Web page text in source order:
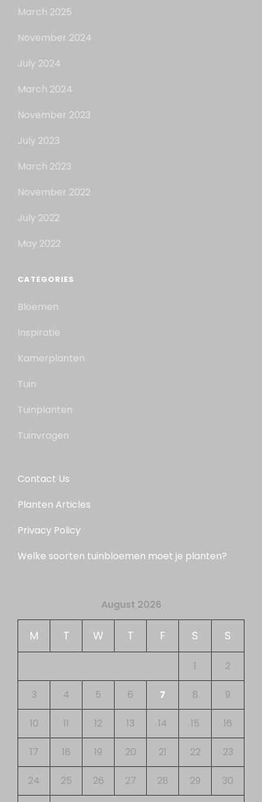
March 2025
November 2024
July 2024
March 2024
November 2023
July 2023
March 2023
November 2022
July 2022
May 2022
CATEGORIES
Bloemen
Inspiratie
Kamerplanten
Tuin
Tuinplanten
Tuinvragen
Contact Us
Planten Articles
Privacy Policy
Welke soorten tuinbloemen moet je planten?
August 2026
M T W T F S S
1 2
3 4 5 6 7 8 9
10 11 12 13 14 15 16
17 18 19 20 21 22 23
24 25 26 27 28 29 30